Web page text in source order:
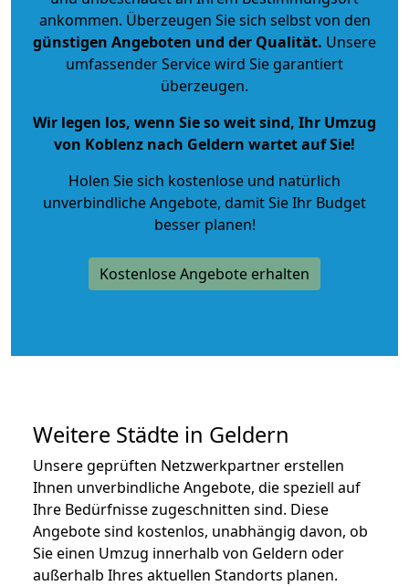
ankommen. Überzeugen Sie sich selbst von den
günstigen Angeboten und der Qualität. Unsere
umfassender Service wird Sie garantiert
überzeugen.
Wir legen los, wenn Sie so weit sind, Ihr Umzug
von Koblenz nach Geldern wartet auf Sie!
Holen Sie sich kostenlose und natürlich
unverbindliche Angebote, damit Sie Ihr Budget
besser planen!
Kostenlose Angebote erhalten
Weitere Städte in Geldern
Unsere geprüften Netzwerkpartner erstellen
Ihnen unverbindliche Angebote, die speziell auf
Ihre Bedürfnisse zugeschnitten sind. Diese
Angebote sind kostenlos, unabhängig davon, ob
Sie einen Umzug innerhalb von Geldern oder
außerhalb Ihres aktuellen Standorts planen.